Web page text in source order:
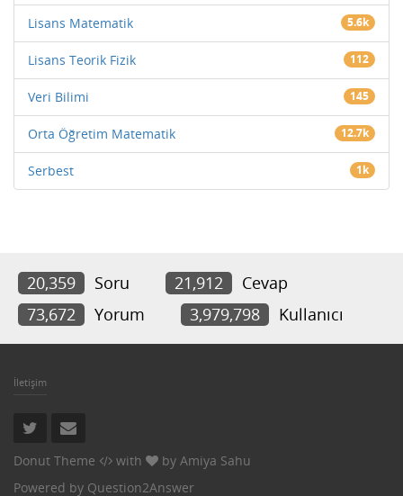
Lisans Matematik 5.6k
Lisans Teorik Fizik 112
Veri Bilimi 145
Orta Öğretim Matematik 12.7k
Serbest 1k
20,359 Soru 21,912
Cevap
73,672
Yorum 3,979,798 Kullanıcı
İletişim
Donut Theme with by Amiya Sahu
Powered by Question2Answer